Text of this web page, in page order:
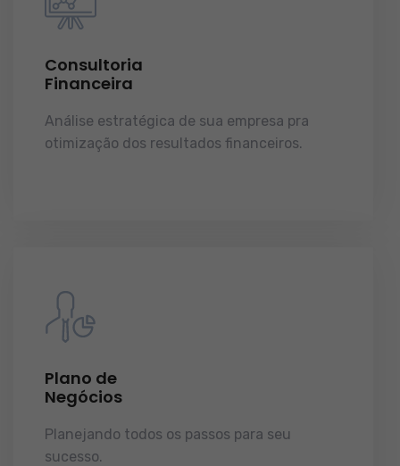
Consultoria
Financeira
Análise estratégica de sua empresa pra
otimização dos resultados financeiros.
Plano de
Negócios
Planejando todos os passos para seu
sucesso.